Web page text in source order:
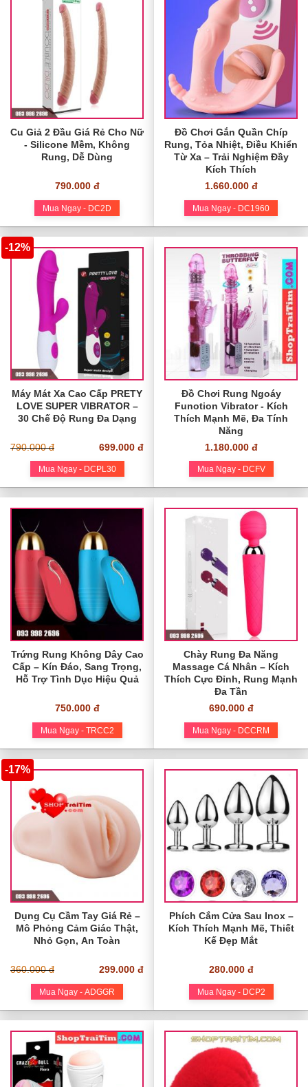
Cu Giả 2 Đầu Giá Rẻ Cho Nữ
- Silicone Mềm, Không
Rung, Dễ Dùng
790.000 đ
Mua Ngay - DC2D
Đồ Chơi Gắn Quần Chíp
Rung, Tỏa Nhiệt, Điều Khiển
Từ Xa – Trải Nghiệm Đầy
Kích Thích
1.660.000 đ
Mua Ngay - DC1960
Máy Mát Xa Cao Cấp PRETY
LOVE SUPER VIBRATOR –
30 Chế Độ Rung Đa Dạng
790.000 đ 699.000 đ
-12%
Mua Ngay - DCPL30
Đồ Chơi Rung Ngoáy
Funotion Vibrator - Kích
Thích Mạnh Mẽ, Đa Tính
Năng
1.180.000 đ
Mua Ngay - DCFV
Trứng Rung Không Dây Cao
Cấp – Kín Đáo, Sang Trọng,
Hỗ Trợ Tình Dục Hiệu Quả
750.000 đ
Mua Ngay - TRCC2
Chày Rung Đa Năng
Massage Cá Nhân – Kích
Thích Cực Đỉnh, Rung Mạnh
Đa Tần
690.000 đ
Mua Ngay - DCCRM
Dụng Cụ Cầm Tay Giá Rẻ –
Mô Phỏng Cảm Giác Thật,
Nhỏ Gọn, An Toàn
360.000 đ 299.000 đ
-17%
Mua Ngay - ADGGR
Phích Cắm Cửa Sau Inox –
Kích Thích Mạnh Mẽ, Thiết
Kế Đẹp Mắt
280.000 đ
Mua Ngay - DCP2